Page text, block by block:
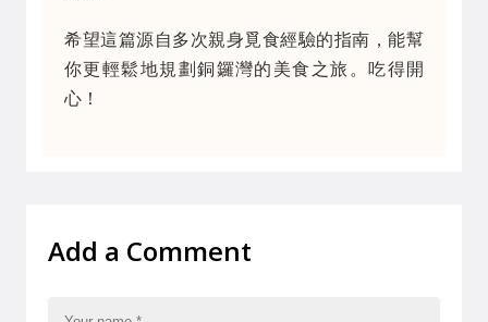
希望這篇源自多次親身覓食經驗的指南，能幫
你更輕鬆地規劃銅鑼灣的美食之旅。吃得開
心！
Add a Comment